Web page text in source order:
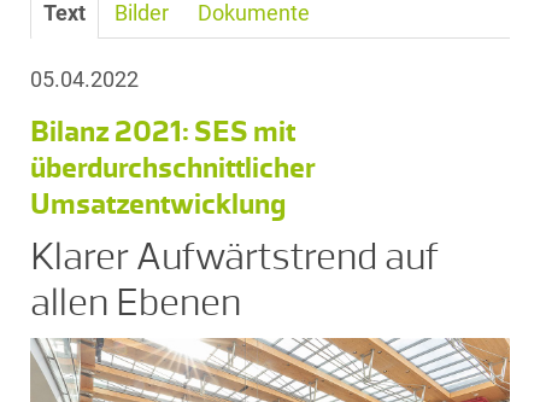
Text Bilder Dokumente
05.04.2022
Bilanz 2021: SES mit
überdurchschnittlicher
Umsatzentwicklung
Klarer Aufwärtstrend auf
allen Ebenen